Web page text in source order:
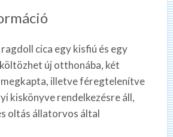
cica egy kisfiú és egy
új otthonába, két
illetve féregtelenítve
kiskönyve rendelkezésre áll,
oltás állatorvos által